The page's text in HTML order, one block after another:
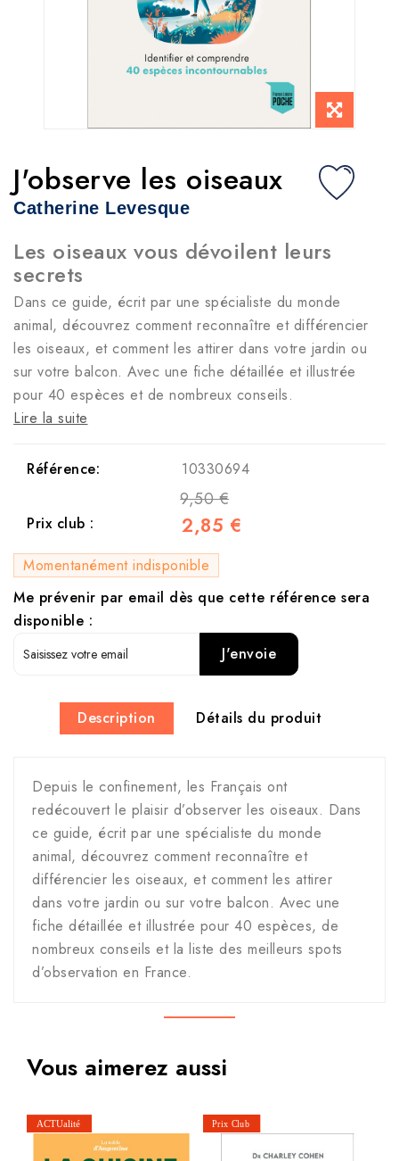
J'observe les oiseaux
Catherine Levesque
Les oiseaux vous dévoilent leurs
secrets
Dans ce guide, écrit par une spécialiste du monde
animal, découvrez comment reconnaître et différencier
les oiseaux, et comment les attirer dans votre jardin ou
sur votre balcon. Avec une fiche détaillée et illustrée
pour 40 espèces et de nombreux conseils.
Lire la suite
Référence: 10330694
9,50 €
Prix club : 2,85 €
Momentanément indisponible
Me prévenir par email dès que cette référence sera
disponible :
J'envoie
Description Détails du produit
Depuis le confinement, les Français ont
redécouvert le plaisir d’observer les oiseaux. Dans
ce guide, écrit par une spécialiste du monde
animal, découvrez comment reconnaître et
différencier les oiseaux, et comment les attirer
dans votre jardin ou sur votre balcon. Avec une
fiche détaillée et illustrée pour 40 espèces, de
nombreux conseils et la liste des meilleurs spots
d’observation en France.
Vous aimerez aussi